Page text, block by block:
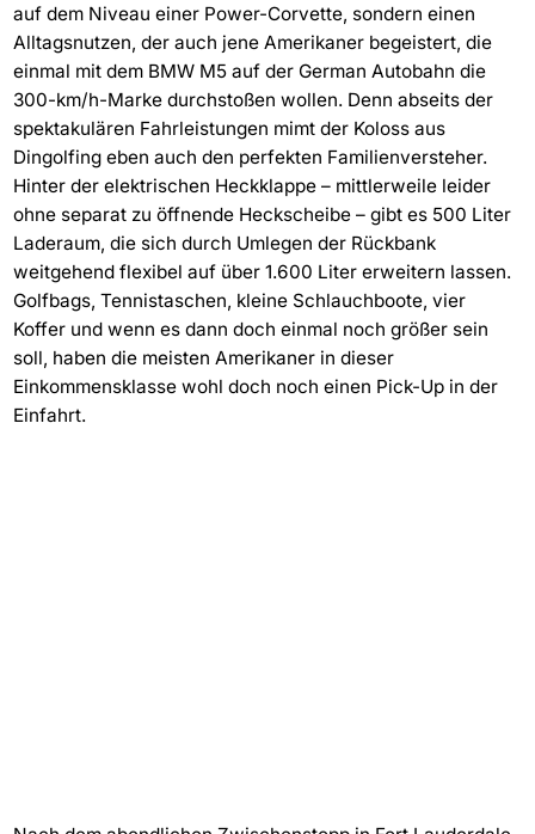
auf dem Niveau einer Power-Corvette, sondern einen
Alltagsnutzen, der auch jene Amerikaner begeistert, die
einmal mit dem BMW M5 auf der German Autobahn die
300-km/h-Marke durchstoßen wollen. Denn abseits der
spektakulären Fahrleistungen mimt der Koloss aus
Dingolfing eben auch den perfekten Familienversteher.
Hinter der elektrischen Heckklappe – mittlerweile leider
ohne separat zu öffnende Heckscheibe – gibt es 500 Liter
Laderaum, die sich durch Umlegen der Rückbank
weitgehend flexibel auf über 1.600 Liter erweitern lassen.
Golfbags, Tennistaschen, kleine Schlauchboote, vier
Koffer und wenn es dann doch einmal noch größer sein
soll, haben die meisten Amerikaner in dieser
Einkommensklasse wohl doch noch einen Pick-Up in der
Einfahrt.